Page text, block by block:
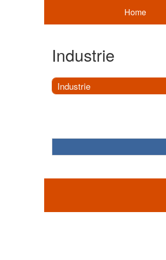
Home
Industrie
Industrie